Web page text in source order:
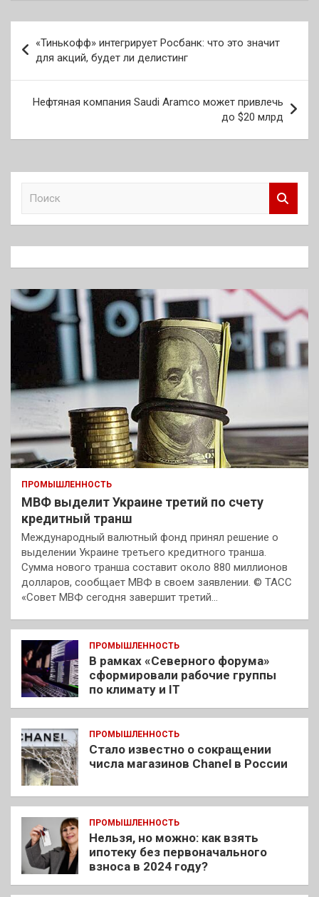
по
записям
«Тинькофф» интегрирует Росбанк: что это значит
для акций, будет ли делистинг
Нефтяная компания Saudi Aramco может привлечь
до $20 млрд
к
ПРОМЫШЛЕННОСТЬ
МВФ выделит Украине третий по счету
кредитный транш
Международный валютный фонд принял решение о
выделении Украине третьего кредитного транша.
Сумма нового транша составит около 880 миллионов
долларов, сообщает МВФ в своем заявлении. © ТАСС
«Совет МВФ сегодня завершит третий…
ПРОМЫШЛЕННОСТЬ
В рамках «Северного форума»
сформировали рабочие группы
по климату и IT
ПРОМЫШЛЕННОСТЬ
Стало известно о сокращении
числа магазинов Chanel в России
ПРОМЫШЛЕННОСТЬ
Нельзя, но можно: как взять
ипотеку без первоначального
взноса в 2024 году?